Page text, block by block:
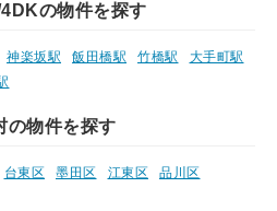
の物件を探す
神楽坂駅 飯田橋駅 竹橋駅
大手町駅
の物件を探す
台東区 墨田区 江東区
品川区